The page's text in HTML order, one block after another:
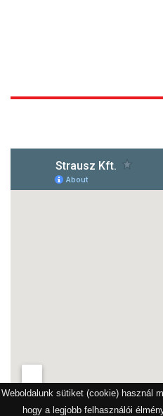
Weboldalunk sütiket (cookie) használ
hogy a legjobb felhasználói